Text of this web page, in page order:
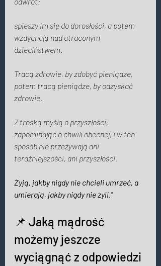
spieszy im się do dorosłości, a potem
wzdychają nad utraconym
dzieciństwem.
Tracą zdrowie, by zdobyć pieniądze,
potem tracą pieniądze, by odzyskać
zdrowie.
Z troską myślą o przyszłości,
zapominając o chwili obecnej, i w ten
sposób nie przeżywają ani
teraźniejszości, ani przyszłości.
Żyją, jakby nigdy nie chcieli umrzeć, a
umierają, jakby nigdy nie żyli ."
📌 Jaką mądrość
możemy jeszcze
wyciągnąć z odpowiedzi